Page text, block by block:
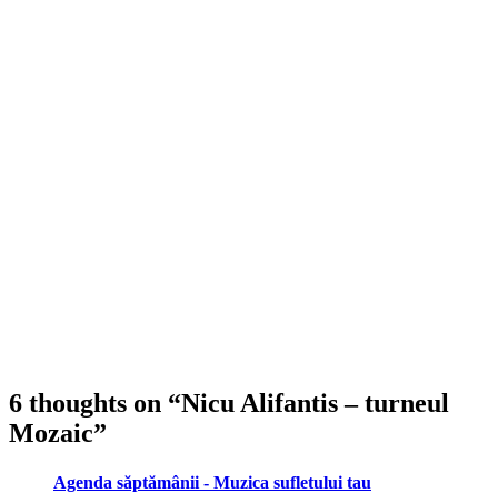
6 thoughts on “Nicu Alifantis – turneul
Mozaic”
Agenda săptămânii - Muzica sufletului tau